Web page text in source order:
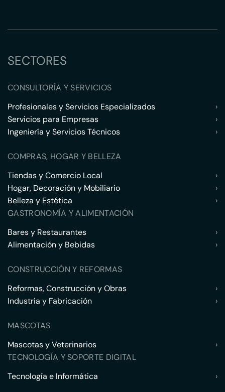
SECTORES
CONSULTORÍA Y SERVICIOS
Profesionales y Servicios Especializados
›
Servicios para Empresas
›
Ingeniería y Servicios Técnicos
›
COMPRAS, HOGAR Y BELLEZA
Tiendas y Comercio Local
›
Hogar, Decoración y Mobiliario
›
Belleza y Estética
›
GASTRONOMÍA Y ALIMENTACIÓN
Bares y Restaurantes
›
Alimentación y Bebidas
›
CONSTRUCCIÓN Y REFORMAS
Reformas, Construcción y Obras
›
Industria y Fabricación
›
MASCOTAS
Mascotas y Veterinarios
›
TECNOLOGÍA Y SOPORTE DIGITAL
Tecnología e Informática
›